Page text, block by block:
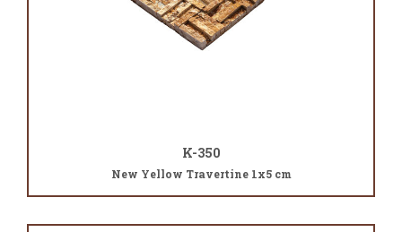
K-350
New Yellow Travertine 1x5 cm